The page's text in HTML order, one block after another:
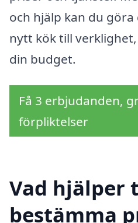
och hjälp kan du
nytt kök till
din budget.
Få 3 erbjudanden,
förpliktelser
Vad hjälper
bestämma